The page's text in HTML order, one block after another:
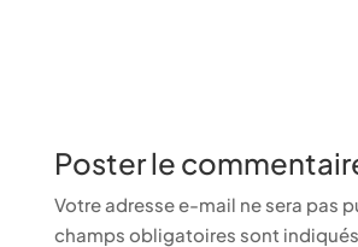
Poster le
Votre adresse e-mail ne sera pas
champs obligatoires sont